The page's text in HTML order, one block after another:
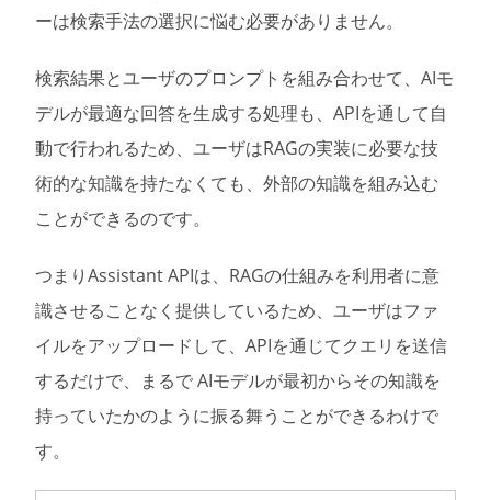
ーは検索手法の選択に悩む必要がありません。
検索結果とユーザのプロンプトを組み合わせて、AIモ
デルが最適な回答を生成する処理も、APIを通して自
動で行われるため、ユーザはRAGの実装に必要な技
術的な知識を持たなくても、外部の知識を組み込む
ことができるのです。
つまりAssistant APIは、RAGの仕組みを利用者に意
識させることなく提供しているため、ユーザはファ
イルをアップロードして、APIを通じてクエリを送信
するだけで、まるで AIモデルが最初からその知識を
持っていたかのように振る舞うことができるわけで
す。